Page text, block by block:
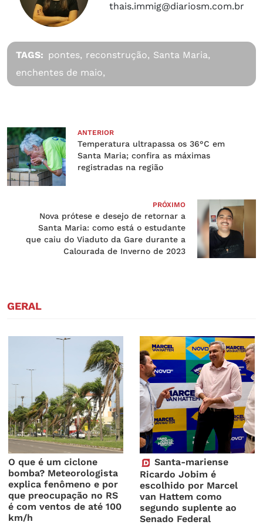
thais.immig@diariosm.com.br
TAGS: pontes, reconstrução, Santa Maria,
enchentes de maio,
ANTERIOR
Temperatura ultrapassa os 36°C em
Santa Maria; confira as máximas
registradas na região
PRÓXIMO
Nova prótese e desejo de retornar a
Santa Maria: como está o estudante
que caiu do Viaduto da Gare durante a
Calourada de Inverno de 2023
GERAL
O que é um ciclone
bomba? Meteorologista
explica fenômeno e por
que preocupação no RS
é com ventos de até 100
km/h
Santa-mariense
Ricardo Jobim é
escolhido por Marcel
van Hattem como
segundo suplente ao
Senado Federal